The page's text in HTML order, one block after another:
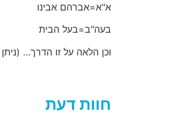
א"א=אברהם אבינו
בעה"ב=בעל הבית
וכן הלאה על זו הדרך…
חוות דעת